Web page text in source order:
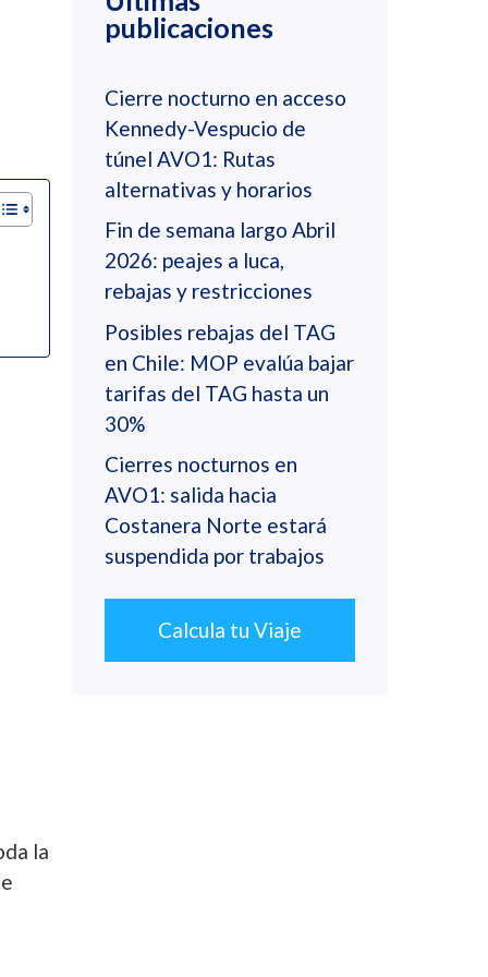
la
publicaciones
Cierre nocturno en acceso
Kennedy-Vespucio de
túnel AVO1: Rutas
alternativas y horarios
Fin de semana largo Abril
2026: peajes a luca,
rebajas y restricciones
Posibles rebajas del TAG
en Chile: MOP evalúa bajar
tarifas del TAG hasta un
30%
Cierres nocturnos en
AVO1: salida hacia
Costanera Norte estará
suspendida por trabajos
Calcula tu Viaje